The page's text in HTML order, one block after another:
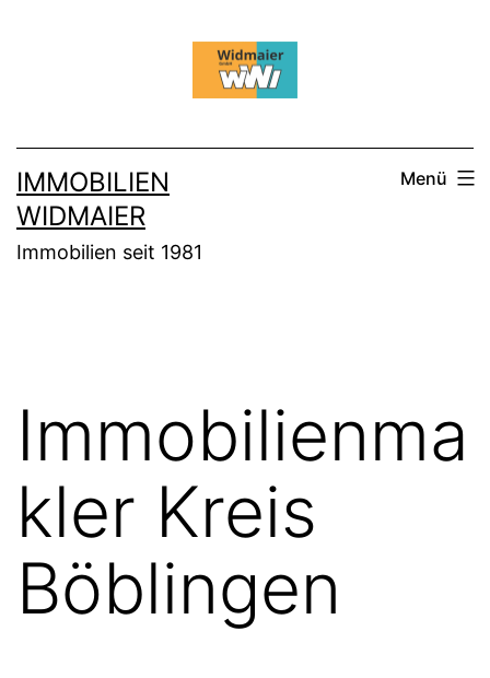
IMMOBILIEN
WIDMAIER
Immobilien seit 1981
Menü
Immobilienma
kler Kreis
Böblingen